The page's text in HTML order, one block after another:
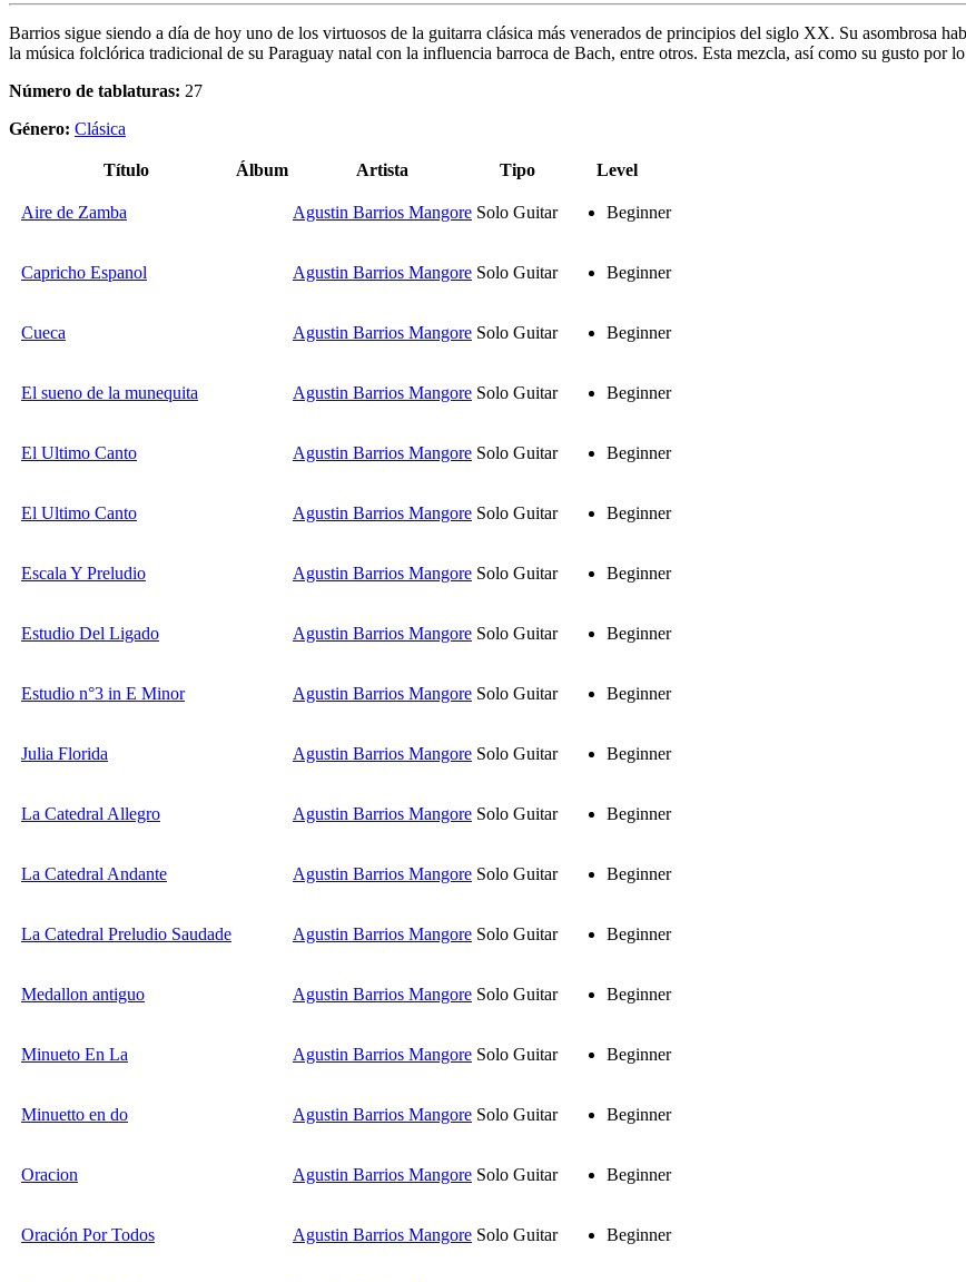
Barrios sigue siendo a día de hoy uno de los virtuosos de la guitarra clásica más venerados de principios del siglo XX. Su asombrosa
la música folclórica tradicional de su Paraguay natal con la influencia barroca de Bach, entre otros. Esta mezcla, así como su gusto por
Número de tablaturas: 27
Género: Clásica
Título Álbum Artista Tipo Level
Aire de Zamba Agustin Barrios Mangore Solo Guitar Beginner
Capricho Espanol Agustin Barrios Mangore Solo Guitar Beginner
Cueca Agustin Barrios Mangore Solo Guitar Beginner
El sueno de la munequita Agustin Barrios Mangore Solo Guitar Beginner
El Ultimo Canto Agustin Barrios Mangore Solo Guitar Beginner
El Ultimo Canto Agustin Barrios Mangore Solo Guitar Beginner
Escala Y Preludio Agustin Barrios Mangore Solo Guitar Beginner
Estudio Del Ligado Agustin Barrios Mangore Solo Guitar Beginner
Estudio n°3 in E Minor Agustin Barrios Mangore Solo Guitar Beginner
Julia Florida Agustin Barrios Mangore Solo Guitar Beginner
La Catedral Allegro Agustin Barrios Mangore Solo Guitar Beginner
La Catedral Andante Agustin Barrios Mangore Solo Guitar Beginner
La Catedral Preludio Saudade Agustin Barrios Mangore Solo Guitar Beginner
Medallon antiguo Agustin Barrios Mangore Solo Guitar Beginner
Minueto En La Agustin Barrios Mangore Solo Guitar Beginner
Minuetto en do Agustin Barrios Mangore Solo Guitar Beginner
Oracion Agustin Barrios Mangore Solo Guitar Beginner
Oración Por Todos Agustin Barrios Mangore Solo Guitar Beginner